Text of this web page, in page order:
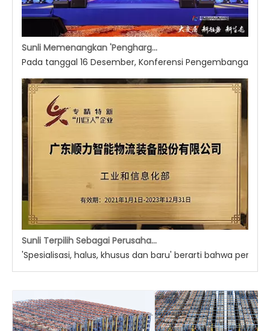
Sunli Memenangkan 'Penghargaan Merek Kekuatan Industri Logistik Cerdas 2022'
Pada tanggal 16 Desember, Konferensi Pengembangan
Sunli Terpilih Sebagai Perusahaan 'Raksasa Kecil' Khusus Nasional Baru
'Spesialisasi, halus, khusus dan baru' berarti bahwa